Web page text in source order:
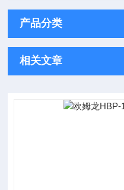
产品分类
相关文章